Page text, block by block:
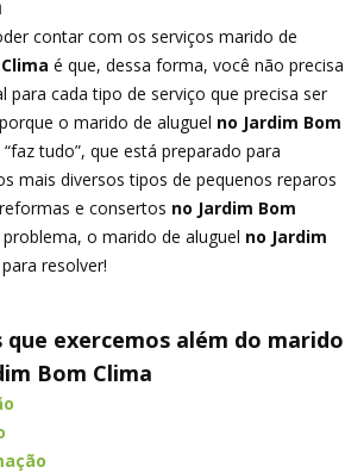
contar com os serviços marido de
é que, dessa forma, você não precisa
cada tipo de serviço que precisa ser
o marido de aluguel no Jardim Bom
tudo”, que está preparado para
mais diversos tipos de pequenos reparos
e consertos no Jardim Bom
o marido de aluguel no Jardim
resolver!
exercemos além do marido
Bom Clima